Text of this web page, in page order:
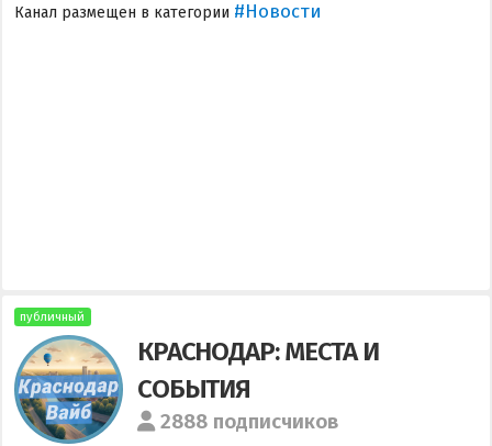
Канал размещен в категории #Новости
публичный
КРАСНОДАР: МЕСТА И
СОБЫТИЯ
2888 подписчиков